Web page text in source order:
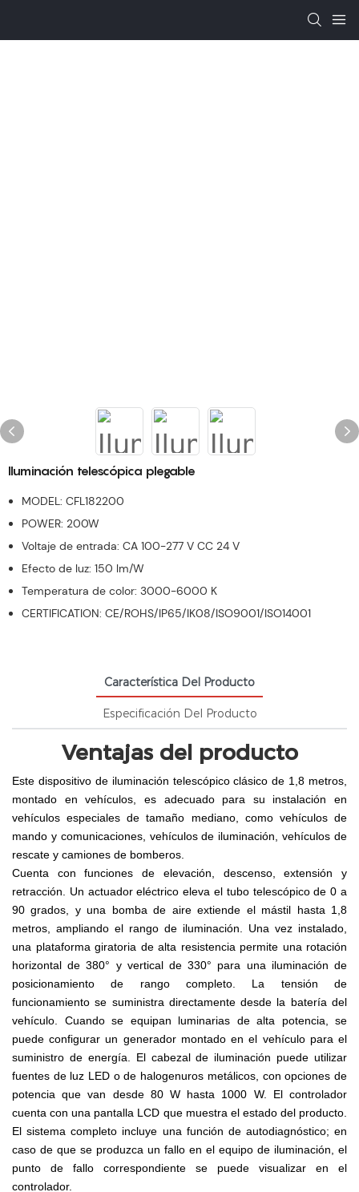
Iluminación telescópica plegable
MODEL: CFL182200
POWER: 200W
Voltaje de entrada: CA 100-277 V CC 24 V
Efecto de luz: 150 lm/W
Temperatura de color: 3000-6000 K
CERTIFICATION: CE/ROHS/IP65/IK08/ISO9001/ISO14001
Característica Del Producto
Especificación Del Producto
Ventajas del producto
Este dispositivo de iluminación telescópico clásico de 1,8 metros,
montado en vehículos, es adecuado para su instalación en
vehículos especiales de tamaño mediano, como vehículos de
mando y comunicaciones, vehículos de iluminación, vehículos de
rescate y camiones de bomberos.
Cuenta con funciones de elevación, descenso, extensión y
retracción. Un actuador eléctrico eleva el tubo telescópico de 0 a
90 grados, y una bomba de aire extiende el mástil hasta 1,8
metros, ampliando el rango de iluminación. Una vez instalado,
una plataforma giratoria de alta resistencia permite una rotación
horizontal de 380° y vertical de 330° para una iluminación de
posicionamiento de rango completo. La tensión de
funcionamiento se suministra directamente desde la batería del
vehículo. Cuando se equipan luminarias de alta potencia, se
puede configurar un generador montado en el vehículo para el
suministro de energía. El cabezal de iluminación puede utilizar
fuentes de luz LED o de halogenuros metálicos, con opciones de
potencia que van desde 80 W hasta 1000 W. El controlador
cuenta con una pantalla LCD que muestra el estado del producto.
El sistema completo incluye una función de autodiagnóstico; en
caso de que se produzca un fallo en el equipo de iluminación, el
punto de fallo correspondiente se puede visualizar en el
controlador.